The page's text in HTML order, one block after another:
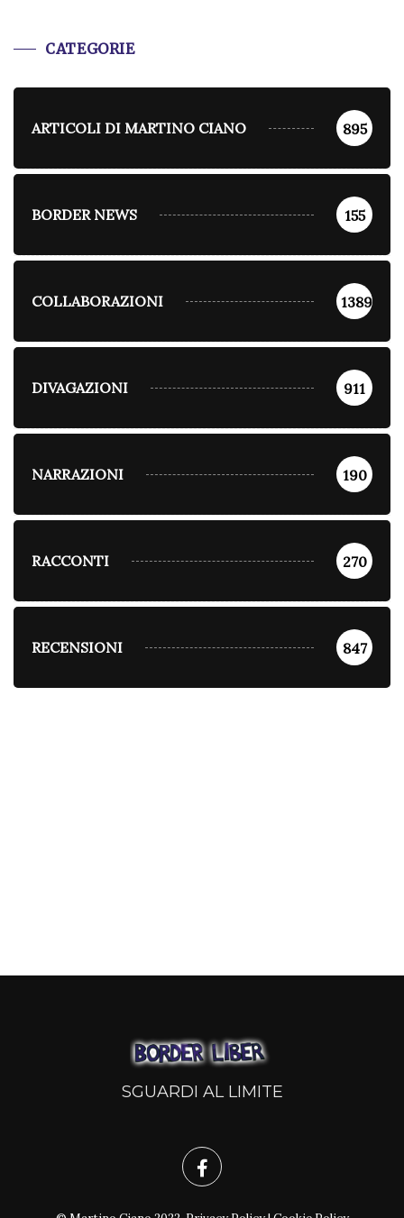
CATEGORIE
ARTICOLI DI MARTINO CIANO 895
BORDER NEWS 155
COLLABORAZIONI 1389
DIVAGAZIONI 911
NARRAZIONI 190
RACCONTI 270
RECENSIONI 847
SGUARDI AL LIMITE